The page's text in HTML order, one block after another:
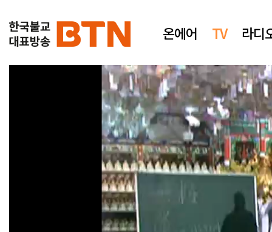
온에어 TV 라디